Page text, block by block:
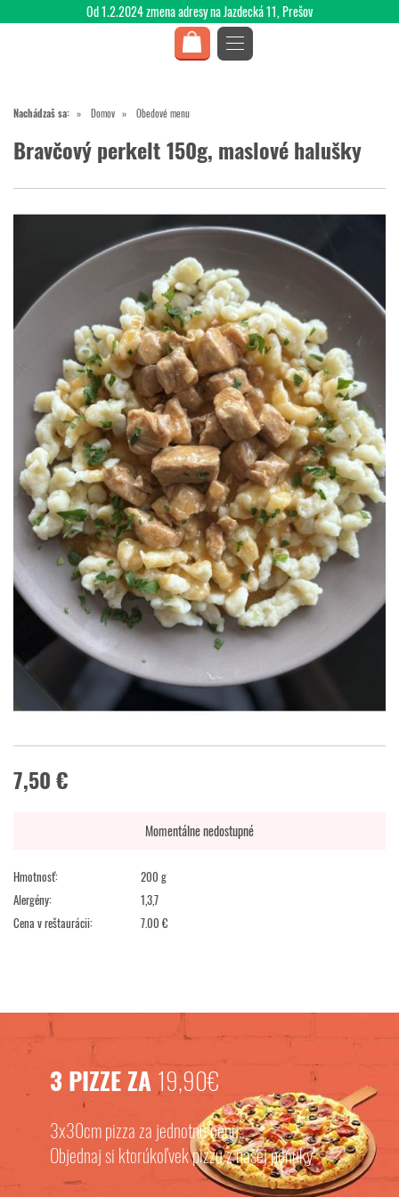
Nachádzaš sa: Domov Obedové menu
Bravčový perkelt 150g, maslové halušky
7,50 €
Momentálne nedostupné
Hmotnosť:
200 g
Alergény:
1,3,7
Cena v reštaurácii:
7.00 €
3 PIZZE ZA 19,90€
3x30cm pizza za jednotnú cenu.
Objednaj si ktorúkoľvek pizzu z našej ponuky
Od 1.2.2024 zmena adresy na Jazdecká 11, Prešov